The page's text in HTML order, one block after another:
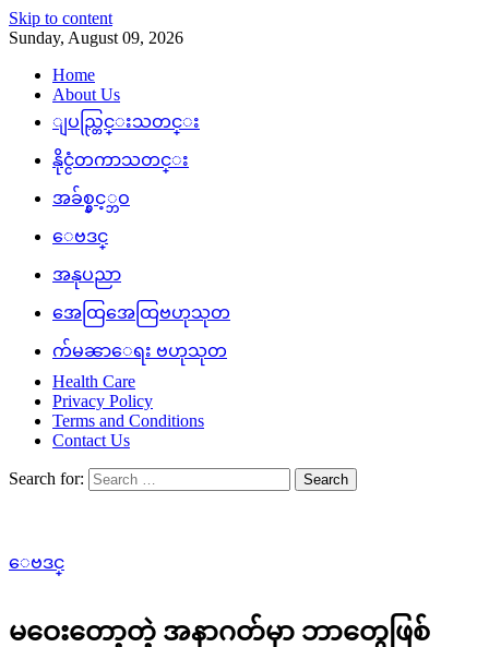
Skip to content
Sunday, August 09, 2026
Home
About Us
ျပည္တြင္းသတင္း
နိုင္ငံတကာသတင္း
အခ်စ္နွင့္ဘဝ
ေဗဒင္
အနုပညာ
အေထြအေထြဗဟုသုတ
က်မၼာေရး ဗဟုသုတ
Health Care
Privacy Policy
Terms and Conditions
Contact Us
Search for:
ေဗဒင္
မဝေးတော့တဲ့ အနာဂတ်မှာ ဘာတွေဖြစ်